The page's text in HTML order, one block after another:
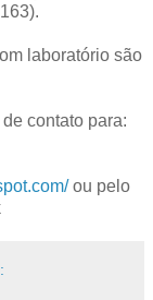
laboratório são
contato para:
ou pelo